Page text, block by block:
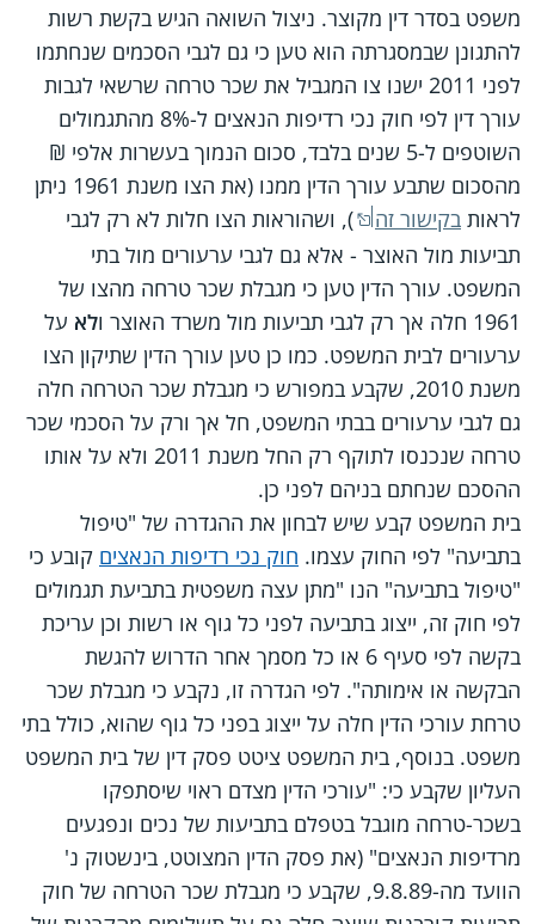
משפט בסדר דין מקוצר. ניצול השואה הגיש בקשת רשות
להתגונן שבמסגרתה הוא טען כי גם לגבי הסכמים שנחתמו
לפני 2011 ישנו צו המגביל את שכר טרחה שרשאי לגבות
עורך דין לפי חוק נכי רדיפות הנאצים ל-8% מהתגמולים
השוטפים ל-5 שנים בלבד, סכום הנמוך בעשרות אלפי ₪
מהסכום שתבע עורך הדין ממנו (את הצו משנת 1961 ניתן
לראות בקישור זה
), ושהוראות הצו חלות לא רק לגבי
תביעות מול האוצר - אלא גם לגבי ערעורים מול בתי
המשפט. עורך הדין טען כי מגבלת שכר טרחה מהצו של
1961 חלה אך רק לגבי תביעות מול משרד האוצר ו
לא על
ערעורים לבית המשפט. כמו כן טען עורך הדין שתיקון הצו
משנת 2010, שקבע במפורש כי מגבלת שכר הטרחה חלה
גם לגבי ערעורים בבתי המשפט, חל אך ורק על הסכמי שכר
טרחה שנכנסו לתוקף רק החל משנת 2011 ולא על אותו
ההסכם שנחתם בניהם לפני כן.
בית המשפט קבע שיש לבחון את ההגדרה של "טיפול
בתביעה" לפי החוק עצמו. חוק נכי רדיפות הנאצים קובע כי
"טיפול בתביעה" הנו "מתן עצה משפטית בתביעת תגמולים
לפי חוק זה, ייצוג בתביעה לפני כל גוף או רשות וכן עריכת
בקשה לפי סעיף 6 או כל מסמך אחר הדרוש להגשת
הבקשה או אימותה". לפי הגדרה זו, נקבע כי מגבלת שכר
טרחת עורכי הדין חלה על ייצוג בפני כל גוף שהוא, כולל בתי
משפט. בנוסף, בית המשפט ציטט פסק דין של בית המשפט
העליון שקבע כי: "עורכי הדין מצדם ראוי שיסתפקו
בשכר-טרחה מוגבל בטפלם בתביעות של נכים ונפגעים
מרדיפות הנאצים" (את פסק הדין המצוטט, בינשטוק נ'
הוועד מה-9.8.89, שקבע כי מגבלת שכר הטרחה של חוק